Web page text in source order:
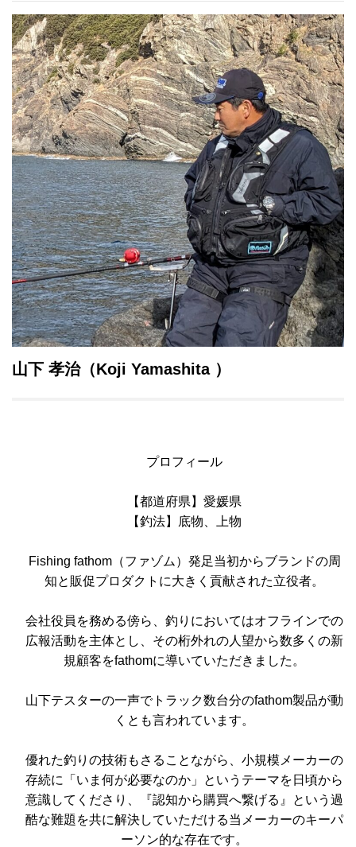
山下 孝治（Koji Yamashita ）
プロフィール
【都道府県】愛媛県
【釣法】底物、上物
Fishing fathom（ファゾム）発足当初からブランドの周
知と販促プロダクトに大きく貢献された立役者。
会社役員を務める傍ら、釣りにおいてはオフラインでの
広報活動を主体とし、その桁外れの人望から数多くの新
規顧客をfathomに導いていただきました。
山下テスターの一声でトラック数台分のfathom製品が動
くとも言われています。
優れた釣りの技術もさることながら、小規模メーカーの
存続に「いま何が必要なのか」というテーマを日頃から
意識してくださり、『認知から購買へ繋げる』という過
酷な難題を共に解決していただける当メーカーのキーパ
ーソン的な存在です。